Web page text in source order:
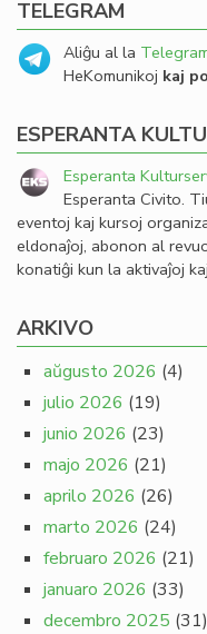
TELEGRAM
Aliĝu al la
HeKomunikoj kaj
ESPERANTA
Esperanta
Esperanta Civito.
eventoj kaj kursoj
eldonaĵoj, abonon al
konatiĝi kun la aktivaĵoj
ARKIVO
aŭgusto 2026 (4)
julio 2026 (19)
junio 2026 (23)
majo 2026 (21)
aprilo 2026 (26)
marto 2026 (24)
februaro 2026 (21)
januaro 2026 (33)
decembro 2025 (31)